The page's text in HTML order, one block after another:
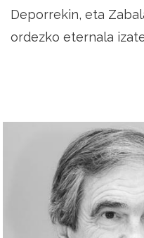
Deporrekin, eta
ordezko eternala